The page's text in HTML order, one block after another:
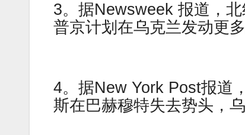
3。据Newsweek 报道，
普京计划在乌克兰发动更
4。据New York Post报道
斯在巴赫穆特失去势头，